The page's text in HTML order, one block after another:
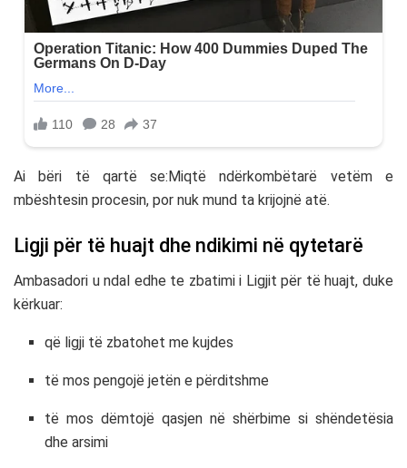
Ai bëri të qartë se:Miqtë ndërkombëtarë vetëm e
mbështesin procesin, por nuk mund ta krijojnë atë.
Ligji për të huajt dhe ndikimi në qytetarë
Ambasadori u ndal edhe te zbatimi i Ligjit për të huajt, duke
kërkuar:
që ligji të zbatohet me kujdes
të mos pengojë jetën e përditshme
të mos dëmtojë qasjen në shërbime si shëndetësia
dhe arsimi